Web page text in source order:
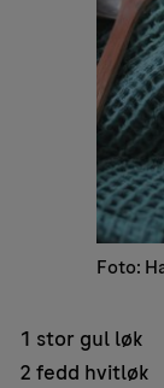
Foto:
1 stor gul løk
2 fedd hvitløk